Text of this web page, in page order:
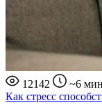
12142
~6 мин
Как стресс